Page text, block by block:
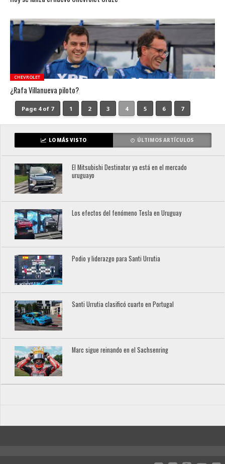
CHEVROLET
¿Rafa Villanueva piloto?
Page 4 of 7 1 2 3 4 5 6 7
LO MÁS VISTO ÚLTIMOS ARTÍCULOS
El Mitsubishi Destinator ya está en el mercado
uruguayo
Los efectos del fenómeno Tesla en Uruguay
Podio y liderazgo para Santi Urrutia
Santi Urrutia clasificó cuarto en Portugal
Marc sigue reinando en el Sachsenring